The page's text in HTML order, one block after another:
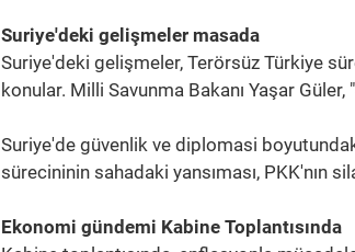
Suriye'deki gelişmeler masada
Suriye'deki gelişmeler, Terörsüz Türkiye
konular. Milli Savunma Bakanı Yaşar
Suriye'de güvenlik ve diplomasi
sürecininin sahadaki yansıması, PKK'nın
Ekonomi gündemi Kabine Toplantısında